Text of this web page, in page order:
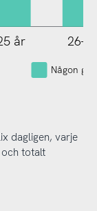
år 26-
Någon
dagligen, varje
och totalt